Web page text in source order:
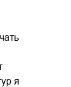
я